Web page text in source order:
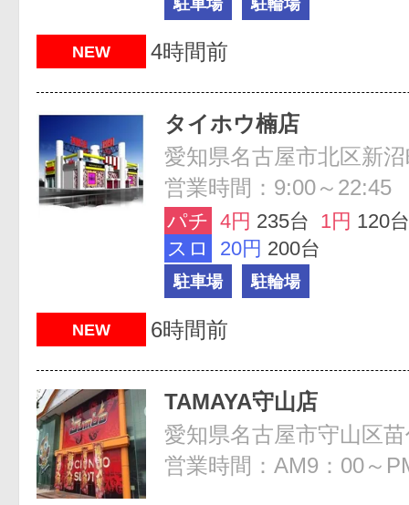
NEW 4時間前
タイホウ楠店
愛知県名古屋市北区新
営業時間：9:00～22:45
パチ 4円 235台 1円 120台
スロ
20円 200台
駐車場 駐輪場
NEW 6時間前
TAMAYA守山店
愛知県名古屋市守山区
営業時間：AM9：00～